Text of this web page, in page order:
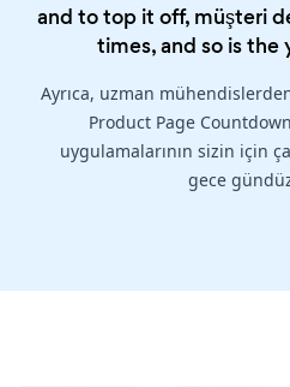
and to top it off, müşteri
times, and so is the
Ayrıca, uzman
Product Page
uygulamalarının sizin için
gece gündüz